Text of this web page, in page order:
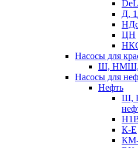
Д,
ЦН
Насосы для
Ш, НМШ,
Насосы для
Нефть
Ш,
К-Е